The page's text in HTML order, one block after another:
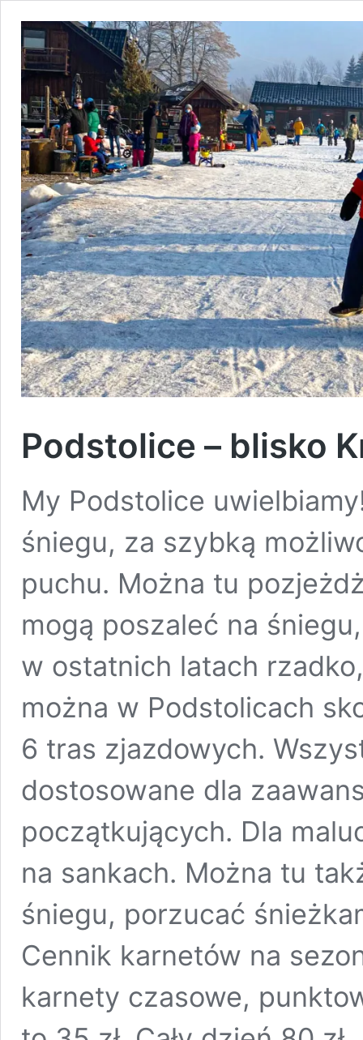
Podstolice – blisko
My Podstolice
śniegu, za szybką
puchu. Można tu
mogą poszaleć na
w ostatnich latach
można w Podstolicach
6 tras zjazdowych.
dostosowane dla
początkujących. Dla
na sankach. Można tu
śniegu, porzucać
Cennik karnetów na
karnety czasowe,